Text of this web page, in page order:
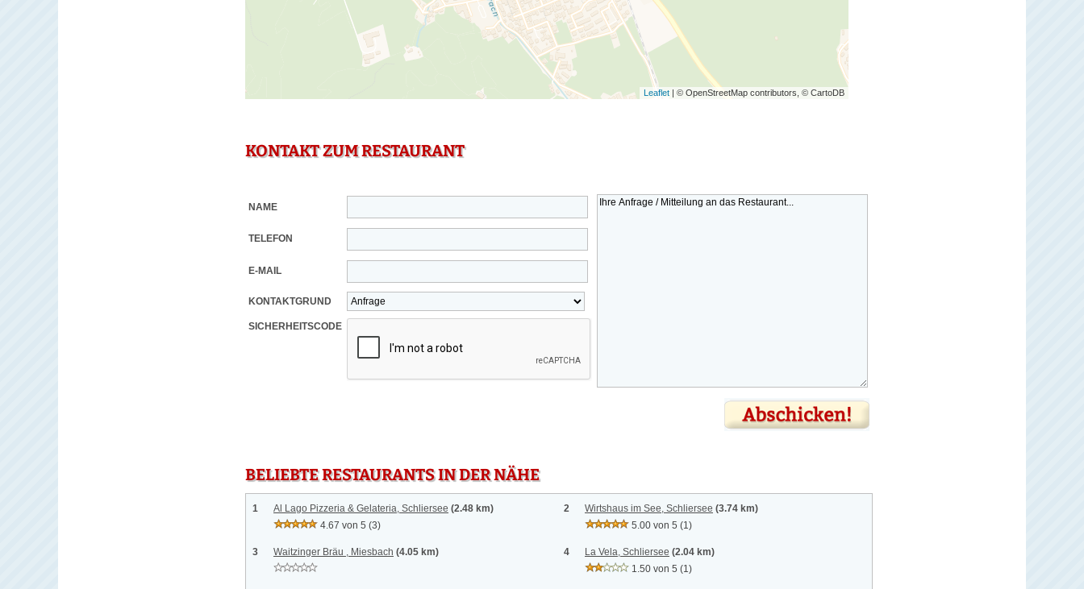
Leaflet | © OpenStreetMap contributors, © CartoDB
KONTAKT ZUM RESTAURANT
NAME
TELEFON
E-MAIL
KONTAKTGRUND
SICHERHEITSCODE
BELIEBTE RESTAURANTS IN DER NÄHE
1 Al Lago Pizzeria & Gelateria, Schliersee (2.48 km)
4.67 von 5 (3)
2 Wirtshaus im See, Schliersee (3.74 km)
5.00 von 5 (1)
3 Waitzinger Bräu , Miesbach (4.05 km) 4 La Vela, Schliersee (2.04 km)
1.50 von 5 (1)